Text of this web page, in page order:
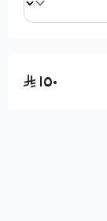
١٥٠